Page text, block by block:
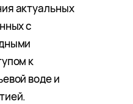
актуальных
с
к
воде и